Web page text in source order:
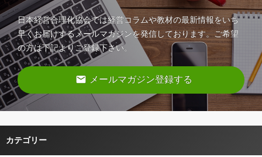
日本経営合理化協会では経営コラムや教材の最新情報をいち
早くお届けするメールマガジンを発信しております。ご希望
の方は下記よりご登録下さい。
email メールマガジン登録する
カテゴリー